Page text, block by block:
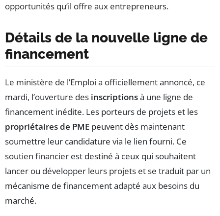
opportunités qu’il offre aux entrepreneurs.
Détails de la nouvelle ligne de
financement
Le ministère de l’Emploi a officiellement annoncé, ce
mardi, l’ouverture des inscriptionsà une ligne de
financement inédite. Les porteurs de projets et les
propriétaires de PME peuvent dès maintenant
soumettre leur candidature via le lien fourni. Ce
soutien financier est destiné à ceux qui souhaitent
lancer ou développer leurs projets et se traduit par un
mécanisme de financement adapté aux besoins du
marché.